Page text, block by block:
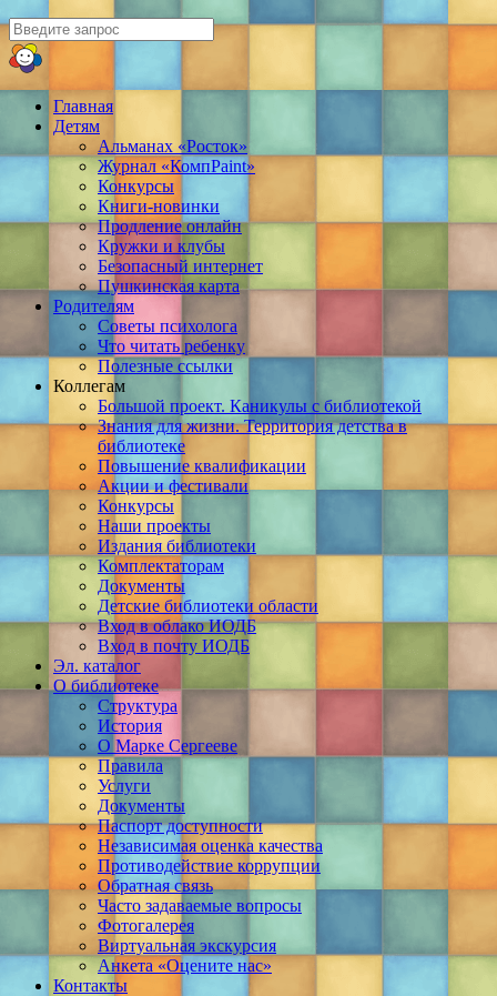
Главная
Детям
Альманах «Росток»
Журнал «КомпPaint»
Конкурсы
Книги-новинки
Продление онлайн
Кружки и клубы
Безопасный интернет
Пушкинская карта
Родителям
Советы психолога
Что читать ребенку
Полезные ссылки
Коллегам
Большой проект. Каникулы с библиотекой
Знания для жизни. Территория детства в
библиотеке
Повышение квалификации
Акции и фестивали
Конкурсы
Наши проекты
Издания библиотеки
Комплектаторам
Документы
Детские библиотеки области
Вход в облако ИОДБ
Вход в почту ИОДБ
Эл. каталог
О библиотеке
Структура
История
О Марке Сергееве
Правила
Услуги
Документы
Паспорт доступности
Независимая оценка качества
Противодействие коррупции
Обратная связь
Часто задаваемые вопросы
Фотогалерея
Виртуальная экскурсия
Анкета «Оцените нас»
Контакты